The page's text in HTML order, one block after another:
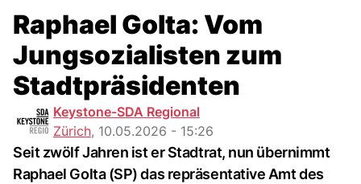
Raphael Golta: Vom
Jungsozialisten zum
Stadtpräsidenten
Keystone-SDA Regional
Zürich, 10.05.2026 - 15:26
Seit zwölf Jahren ist er Stadtrat, nun übernimmt
Raphael Golta (SP) das repräsentative Amt des